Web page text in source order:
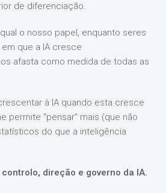
de diferenciação.
o nosso papel, enquanto seres
que a IA cresce
afasta como medida de todas as
à IA quando esta cresce
permite “pensar” mais (que não
do que a inteligência
direção e governo da IA.